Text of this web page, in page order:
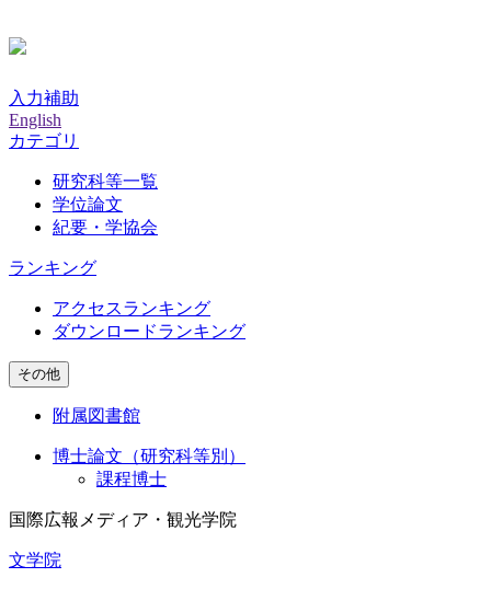
入力補助
English
カテゴリ
研究科等一覧
学位論文
紀要・学協会
ランキング
アクセスランキング
ダウンロードランキング
その他
附属図書館
博士論文（研究科等別）
課程博士
国際広報メディア・観光学院
文学院